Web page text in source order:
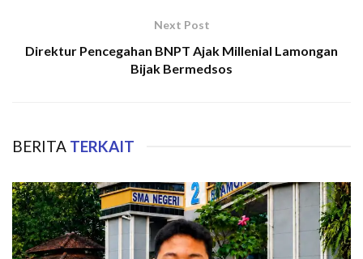
Next Post
Direktur Pencegahan BNPT Ajak Millenial Lamongan
Bijak Bermedsos
BERITA TERKAIT